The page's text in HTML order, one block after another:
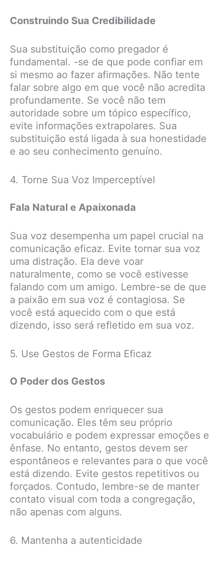
Construindo Sua Credibilidade
Sua substituição como pregador é
fundamental. -se de que pode confiar em
si mesmo ao fazer afirmações. Não tente
falar sobre algo em que você não acredita
profundamente. Se você não tem
autoridade sobre um tópico específico,
evite informações extrapolares. Sua
substituição está ligada à sua honestidade
e ao seu conhecimento genuíno.
4. Torne Sua Voz Imperceptível
Fala Natural e Apaixonada
Sua voz desempenha um papel crucial na
comunicação eficaz. Evite tornar sua voz
uma distração. Ela deve voar
naturalmente, como se você estivesse
falando com um amigo. Lembre-se de que
a paixão em sua voz é contagiosa. Se
você está aquecido com o que está
dizendo, isso será refletido em sua voz.
5. Use Gestos de Forma Eficaz
O Poder dos Gestos
Os gestos podem enriquecer sua
comunicação. Eles têm seu próprio
vocabulário e podem expressar emoções e
ênfase. No entanto, gestos devem ser
espontâneos e relevantes para o que você
está dizendo. Evite gestos repetitivos ou
forçados. Contudo, lembre-se de manter
contato visual com toda a congregação,
não apenas com alguns.
6. Mantenha a autenticidade